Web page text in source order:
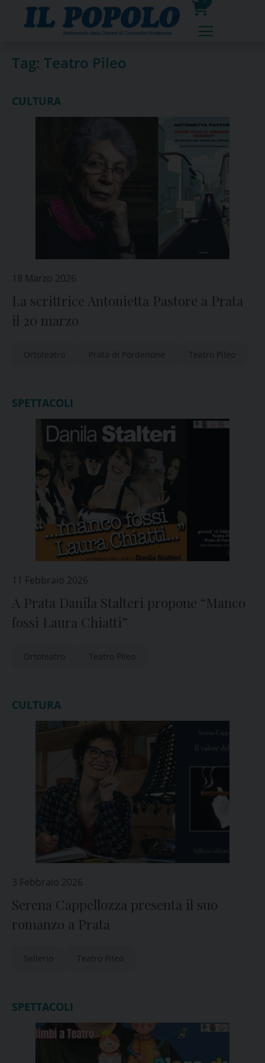
0
prodotti
Tag: Teatro Pileo
CULTURA
18 Marzo 2026
La scrittrice Antonietta Pastore a Prata
il 20 marzo
Ortoteatro Prata di Pordenone Teatro Pileo
SPETTACOLI
11 Febbraio 2026
A Prata Danila Stalteri propone “Manco
fossi Laura Chiatti”
Ortoteatro Teatro Pileo
CULTURA
3 Febbraio 2026
Serena Cappellozza presenta il suo
romanzo a Prata
Sellerio Teatro Pileo
SPETTACOLI